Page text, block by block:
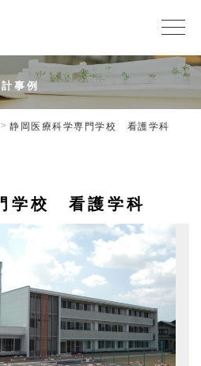
事例
静岡医療科学専門学校 看護学科
学校 看護学科